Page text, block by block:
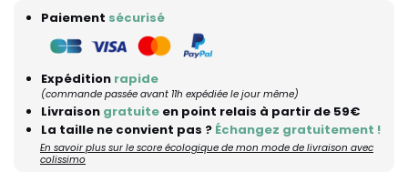
Paiement sécurisé
Expédition rapide
(commande passée avant 11h expédiée le jour même)
Livraison gratuite en point relais à partir de 59€
La taille ne convient pas ? Échangez gratuitement !
En savoir plus sur le score écologique de mon mode de livraison avec
colissimo